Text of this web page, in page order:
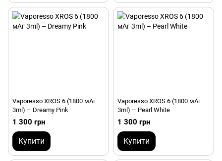
Vaporesso XROS 6 (1800 мАг
3ml) – Dreamy Pink
1 300 грн
Купити
Vaporesso XROS 6 (1800 мАг
3ml) – Pearl White
1 300 грн
Купити